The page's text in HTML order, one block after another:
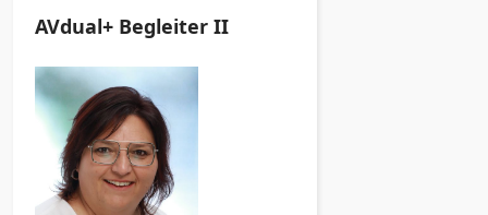
AVdual+ Begleiter II